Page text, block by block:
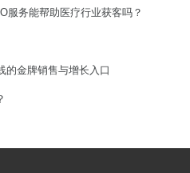
服务能帮助医疗行业获客吗？
的金牌销售与增长入口